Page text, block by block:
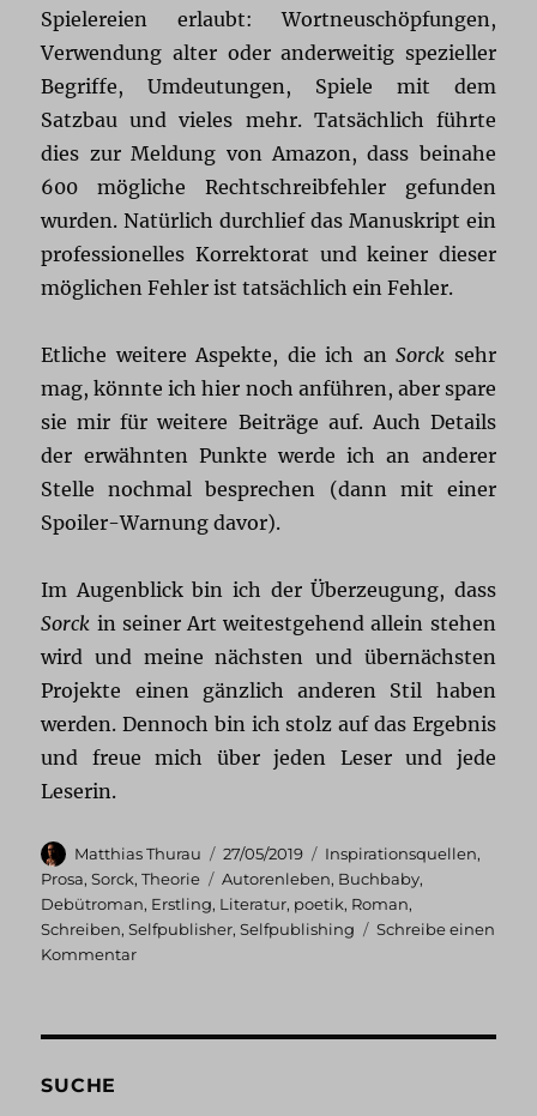
Spielereien erlaubt: Wortneuschöpfungen,
Verwendung alter oder anderweitig spezieller
Begriffe, Umdeutungen, Spiele mit dem
Satzbau und vieles mehr. Tatsächlich führte
dies zur Meldung von Amazon, dass beinahe
600 mögliche Rechtschreibfehler gefunden
wurden. Natürlich durchlief das Manuskript ein
professionelles Korrektorat und keiner dieser
möglichen Fehler ist tatsächlich ein Fehler.
Etliche weitere Aspekte, die ich anSorck sehr
mag, könnte ich hier noch anführen, aber spare
sie mir für weitere Beiträge auf. Auch Details
der erwähnten Punkte werde ich an anderer
Stelle nochmal besprechen (dann mit einer
Spoiler-Warnung davor).
Im Augenblick bin ich der Überzeugung, dass
Sorck in seiner Art weitestgehend allein stehen
wird und meine nächsten und übernächsten
Projekte einen gänzlich anderen Stil haben
werden. Dennoch bin ich stolz auf das Ergebnis
und freue mich über jeden Leser und jede
Leserin.
Autor
Matthias Thurau
Veröffentlicht
am
27/05/2019 Kategorien
Inspirationsquellen,
Prosa,Sorck,Theorie Schlagwörter
Autorenleben, Buchbaby,
Debütroman, Erstling, Literatur, poetik, Roman,
Schreiben,Selfpublisher,Selfpublishing
Schreibe einen
Kommentarzu
SUCHE